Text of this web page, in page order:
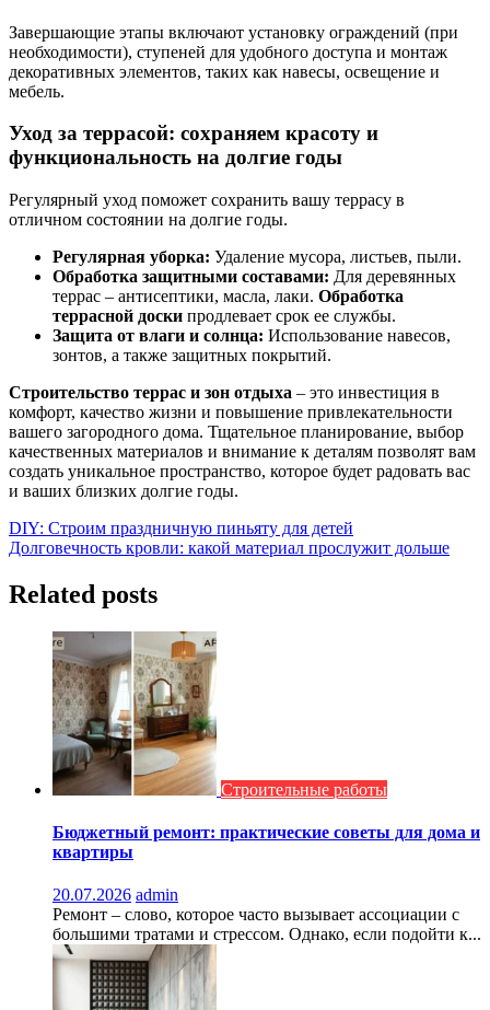
Завершающие этапы включают установку ограждений (при
необходимости), ступеней для удобного доступа и монтаж
декоративных элементов, таких как навесы, освещение и
мебель.
Уход за террасой: сохраняем красоту и
функциональность на долгие годы
Регулярный уход поможет сохранить вашу террасу в
отличном состоянии на долгие годы.
Регулярная уборка: Удаление мусора, листьев, пыли.
Обработка защитными составами: Для деревянных
террас – антисептики, масла, лаки. Обработка
террасной доски продлевает срок ее службы.
Защита от влаги и солнца: Использование навесов,
зонтов, а также защитных покрытий.
Строительство террас и зон отдыха – это инвестиция в
комфорт, качество жизни и повышение привлекательности
вашего загородного дома. Тщательное планирование, выбор
качественных материалов и внимание к деталям позволят вам
создать уникальное пространство, которое будет радовать вас
и ваших близких долгие годы.
Навигация
по
записям
DIY: Строим праздничную пиньяту для детей
Долговечность кровли: какой материал прослужит дольше
Related posts
Строительные работы
Бюджетный ремонт: практические советы для дома и
квартиры
20.07.2026 admin
Ремонт – слово, которое часто вызывает ассоциации с
большими тратами и стрессом. Однако, если подойти к...